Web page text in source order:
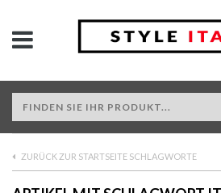
ZURÜCK ZUR STARTSEITE SCHLAGWORTE